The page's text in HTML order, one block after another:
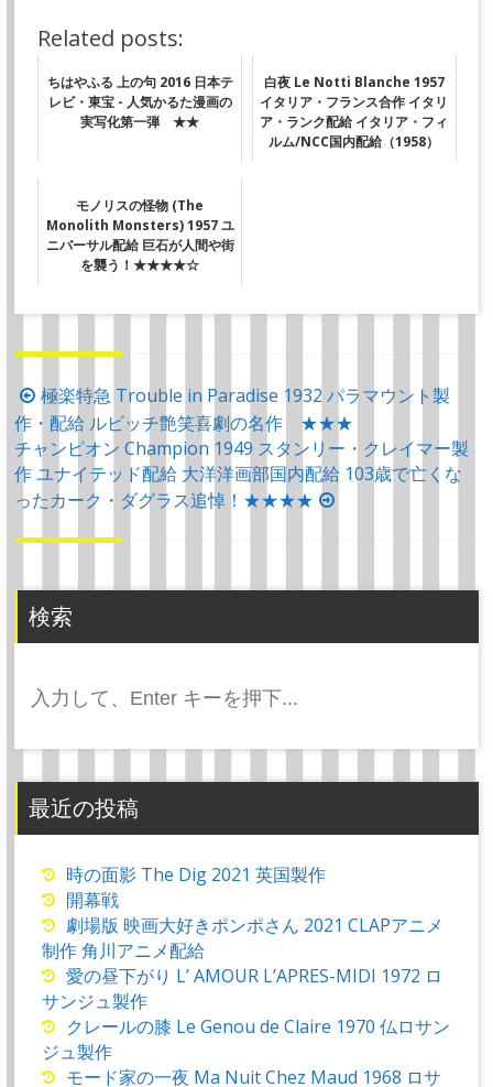
Related posts:
ちはやふる 上の句 2016 日本テ
レビ・東宝 - 人気かるた漫画の
実写化第一弾 ★★
白夜 Le Notti Blanche 1957
イタリア・フランス合作 イタリ
ア・ランク配給 イタリア・フィ
ルム/NCC国内配給（1958）
モノリスの怪物 (The
Monolith Monsters) 1957 ユ
ニバーサル配給 巨石が人間や街
を襲う！★★★★☆
投
稿
ナ
ビ
ゲ
ー
ョ
ン
極楽特急 Trouble in Paradise 1932 パラマウント製
作・配給 ルビッチ艶笑喜劇の名作 ★★★
チャンピオン Champion 1949 スタンリー・クレイマー製
作 ユナイテッド配給 大洋洋画部国内配給 103歳で亡くな
ったカーク・ダグラス追悼！★★★★
検索
索:
最近の投稿
時の面影 The Dig 2021 英国製作
開幕戦
劇場版 映画大好きポンポさん 2021 CLAPアニメ
制作 角川アニメ配給
愛の昼下がり L’ AMOUR L’APRES-MIDI 1972 ロ
サンジュ製作
クレールの膝 Le Genou de Claire 1970 仏ロサン
ジュ製作
モード家の一夜 Ma Nuit Chez Maud 1968 ロサ